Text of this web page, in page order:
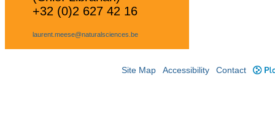
+32 (0)2 627 42 16
laurent.meese@naturalsciences.be
Site Map Accessibility Contact